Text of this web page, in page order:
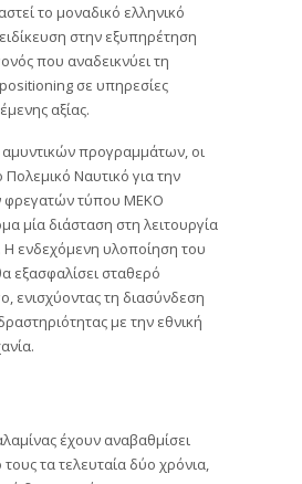
το μοναδικό ελληνικό
στην εξυπηρέτηση
που αναδεικνύει τη
σε υπηρεσίες
αξίας.
προγραμμάτων, οι
Πολεμικό Ναυτικό για την
τύπου MEKO
μία διάσταση στη λειτουργία
Η ενδεχόμενη υλοποίηση του
εξασφαλίσει σταθερό
ενισχύοντας τη διασύνδεση
με την εθνική
έχουν αναβαθμίσει
τα τελευταία δύο χρόνια,